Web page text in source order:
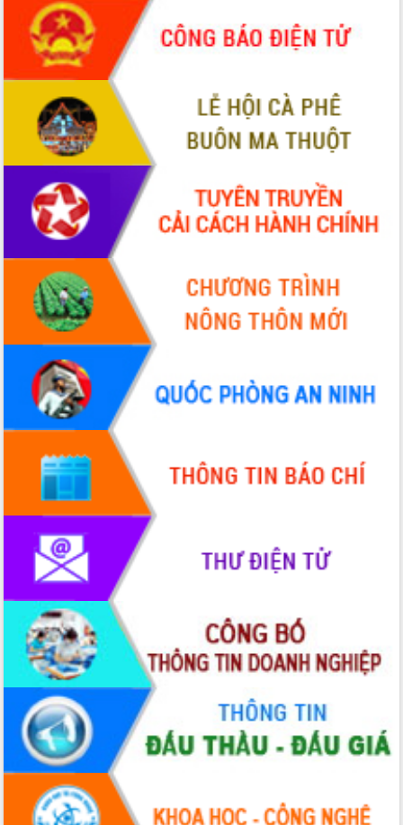
Khởi động Dự án Đầu tư xây dựng hạ
tầng kỹ thuật Cụm công nghiệp Tân
Tiến
Gặp mặt các cơ quan báo chí nhân Kỷ
niệm 101 năm Ngày Báo chí Cách
mạng Việt Nam
Đắk Lắk sơ kết 4 năm triển khai thực
hiện Đề án 06 của Chính phủ
Họp báo thông tin về Hội nghị Công bố
Quy hoạch và Xúc tiến đầu tư tỉnh Đắk
Lắk
Khơi thông điểm nghẽn, đẩy nhanh
giải ngân vốn khắc phục thiên tai
HĐND tỉnh thông qua điều chỉnh Quy
hoạch tỉnh thời kỳ 2021-2030
Hội thảo góp ý hồ sơ điều chỉnh quy
hoạch tỉnh Đắk Lắk thời kỳ 2021-2030,
tầm nhìn đến năm 2050
Nâng cao hiệu quả hoạt động của các
doanh nghiệp nhà nước
Hội nghị triển khai kết nối mạng
truyền số liệu chuyên dùng phục vụ cơ
quan Đảng, Nhà nước
Lễ phát động chuỗi hoạt động chung
tay làm sạch môi trường
Xã Ea Kar bước chuyển mình trong
công tác cải cách hành chính mô hình
UBND tỉnh họp báo định kỳ tháng 4
năm 2026
Hội thảo khoa học “Giải pháp thúc đẩy
phát triển nền kinh tế xanh tại tỉnh
Đắk Lắk”
Tăng cường giám sát, đôn đốc thực
hiện nhiệm vụ quản lý tài sản công
hàng tuần
Tháo gỡ những vướng mắc, đẩy mạnh
công tác cải cách thủ tục hành chính
tại Trung tâm Phục vụ hành chính
công tỉnh
Đắk Lắk: Tôn vinh 46 giải pháp tại Hội
thi Sáng tạo Kỹ thuật 2024 - 2025